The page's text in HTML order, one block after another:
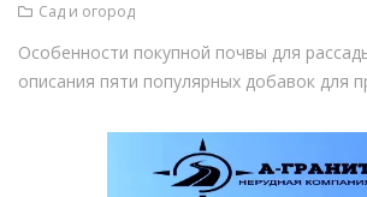
Сад и огород
Особенности покупной почвы для
описания пяти популярных добавок для